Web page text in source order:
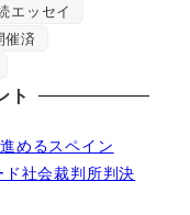
エッセイ
催済
ト
めるスペイン
ド社会裁判所判決